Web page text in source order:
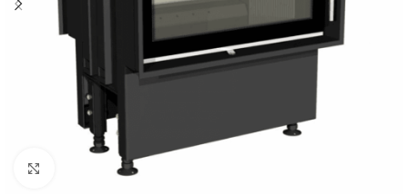
Click to enlarge